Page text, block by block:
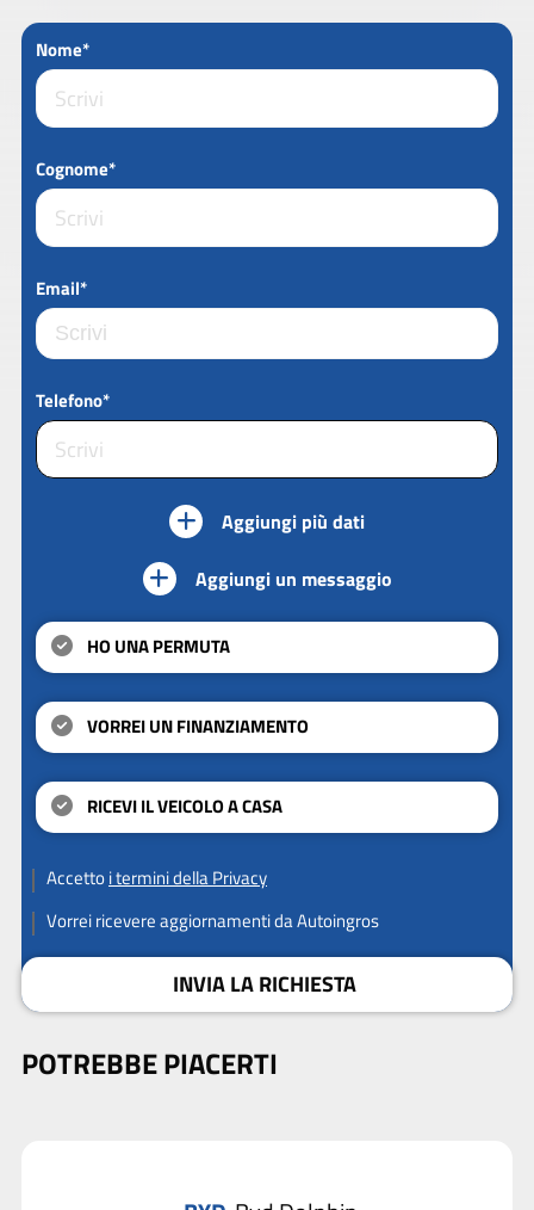
Nome*
Cognome*
Email*
Telefono*
Aggiungi più dati
Aggiungi un messaggio
HO UNA PERMUTA
VORREI UN FINANZIAMENTO
RICEVI IL VEICOLO A CASA
Accettoi termini della Privacy
Vorrei ricevere aggiornamenti da Autoingros
INVIA LA RICHIESTA
POTREBBE PIACERTI